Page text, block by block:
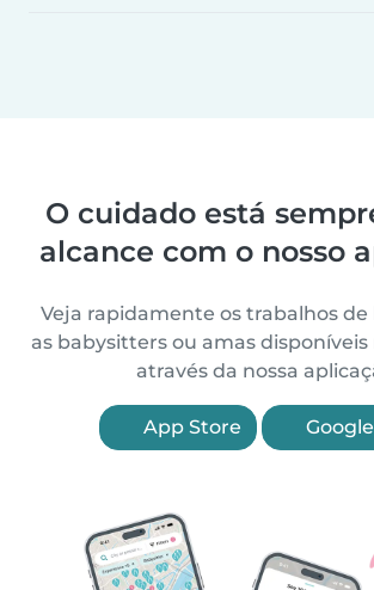
O cuidado está
alcance com o nosso
Veja rapidamente os trabalhos
as babysitters ou amas disponíveis
através da nossa
App Store